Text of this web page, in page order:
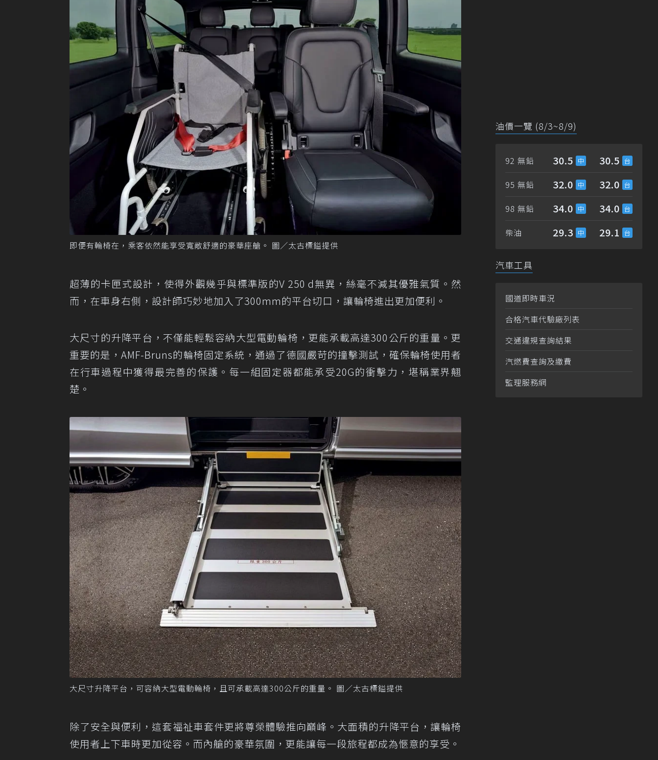
即便有輪椅在，乘客依然能享受寬敞舒適的豪華座艙。 圖／太古標鎰提供
超薄的卡匣式設計，使得外觀幾乎與標準版的V 250 d無異，絲毫不減其優雅氣質。然
而，在車身右側，設計師巧妙地加入了300mm的平台切口，讓輪椅進出更加便利。
大尺寸的升降平台，不僅能輕鬆容納大型電動輪椅，更能承載高達300公斤的重量。更
重要的是，AMF-Bruns的輪椅固定系統，通過了德國嚴苛的撞擊測試，確保輪椅使用者
在行車過程中獲得最完善的保護。每一組固定器都能承受20G的衝擊力，堪稱業界翹
楚。
大尺寸升降平台，可容納大型電動輪椅，且可承載高達300公斤的重量。 圖／太古標鎰提供
除了安全與便利，這套福祉車套件更將尊榮體驗推向巔峰。大面積的升降平台，讓輪椅
使用者上下車時更加從容。而內艙的豪華氛圍，更能讓每一段旅程都成為愜意的享受。
油價一覽 (8/3~8/9)
92 無鉛 30.5 30.5
95 無鉛 32.0 32.0
98 無鉛 34.0 34.0
柴油 29.3 29.1
汽車工具
國道即時車況
合格汽車代驗廠列表
交通違規查詢結果
汽燃費查詢及繳費
監理服務網